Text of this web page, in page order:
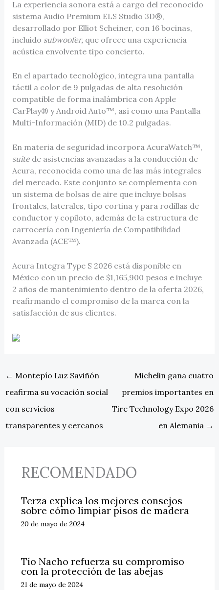
La experiencia sonora está a cargo del reconocido
sistema Audio Premium ELS Studio 3D®,
desarrollado por Elliot Scheiner, con 16 bocinas,
incluido subwoofer, que ofrece una experiencia
acústica envolvente tipo concierto.
En el apartado tecnológico, integra una pantalla
táctil a color de 9 pulgadas de alta resolución
compatible de forma inalámbrica con Apple
CarPlay® y Android Auto™, así como una Pantalla
Multi-Información (MID) de 10.2 pulgadas.
En materia de seguridad incorpora AcuraWatch™,
suitede asistencias avanzadas a la conducción de
Acura, reconocida como una de las más integrales
del mercado. Este conjunto se complementa con
un sistema de bolsas de aire que incluye bolsas
frontales, laterales, tipo cortina y para rodillas de
conductor y copiloto, además de la estructura de
carrocería con Ingeniería de Compatibilidad
Avanzada (ACE™).
Acura Integra Type S 2026 está disponible en
México con un precio de $1,165,900 pesos e incluye
2 años de mantenimiento dentro de la oferta 2026,
reafirmando el compromiso de la marca con la
satisfacción de sus clientes.
← Montepío Luz Saviñón
reafirma su vocación social
con servicios
transparentes y cercanos
Michelin gana cuatro
premios importantes en
Tire Technology Expo 2026
en Alemania →
RECOMENDADO
Terza explica los mejores consejos
sobre cómo limpiar pisos de madera
20 de mayo de 2024
Tío Nacho refuerza su compromiso
con la protección de las abejas
21 de mayo de 2024